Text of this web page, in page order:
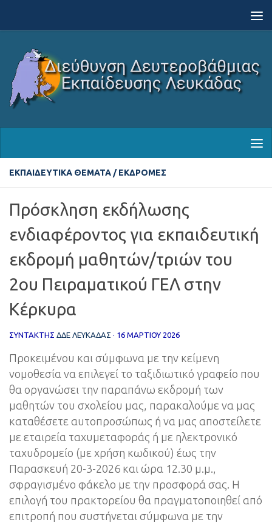
ΕΚΠΑΙΔΕΥΤΙΚΆ ΘΈΜΑΤΑ / ΕΚΔΡΟΜΈΣ
Πρόσκληση εκδήλωσης
ενδιαφέροντος για εκπαιδευτική
εκδρομή μαθητών/τριών του
2ου Πειραματικού ΓΕΛ στην
Κέρκυρα
ΣΥΝΤΆΚΤΗΣ ΔΔΕ ΛΕΥΚΑΔΑΣ · 16 ΜΑΡΤΊΟΥ 2026
Προκειμένου και σύμφωνα με την κείμενη
νομοθεσία να επιλεγεί το ταξιδιωτικό γραφείο που
θα οργανώσει την παραπάνω εκδρομή των
μαθητών του σχολείου μας, παρακαλούμε να μας
καταθέσετε αυτοπροσώπως ή να μας αποστείλετε
με εταιρεία ταχυμεταφοράς ή με ηλεκτρονικό
ταχυδρομείο (με χρήση κωδικού) έως την
Παρασκευή 20-3-2026 και ώρα 12.30 μ.μ.,
σφραγισμένο φάκελο με την προσφορά σας. Η
επιλογή του πρακτορείου θα πραγματοποιηθεί από
επιτροπή που συστήνεται σύμφωνα με την